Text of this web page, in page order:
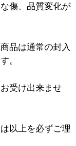
傷、品質変化が
品は通常の封入
。
受け出来ませ
以上を必ずご理